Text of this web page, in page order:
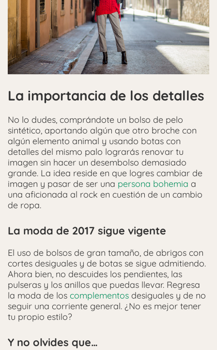
La importancia de los detalles
No lo dudes, comprándote un bolso de pelo
sintético, aportando algún que otro broche con
algún elemento animal y usando botas con
detalles del mismo palo lograrás renovar tu
imagen sin hacer un desembolso demasiado
grande. La idea reside en que logres cambiar de
imagen y pasar de ser una persona bohemia a
una aficionada al rock en cuestión de un cambio
de ropa.
La moda de 2017 sigue vigente
El uso de bolsos de gran tamaño, de abrigos con
cortes desiguales y de botas se sigue admitiendo.
Ahora bien, no descuides los pendientes, las
pulseras y los anillos que puedas llevar. Regresa
la moda de los complementos desiguales y de no
seguir una corriente general. ¿No es mejor tener
tu propio estilo?
Y no olvides que…